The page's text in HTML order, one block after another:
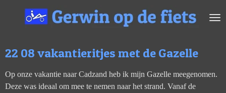
direct
hoofdinhoud
22 08 vakantieritjes met de Gazelle
Op onze vakantie naar Cadzand heb ik mijn Gazelle meegenomen.
Deze was ideaal om mee te nemen naar het strand. Vanaf de